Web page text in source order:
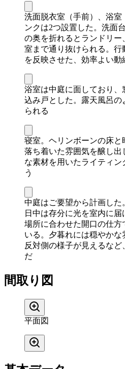
洗面脱衣室（手前）、浴室
ンクは2つ設置した。洗面
の奥を折れるとランドリー
室まで通り抜けられる。
を反映させた、効率よい動
浴室は中庭に面しており、
込み戸とした。露天風呂
られる
寝室。ヘリンボーンの床
落ち着いた雰囲気を醸し
な素材を用いたライティ
う
中庭はご要望から計画した
日中は存分に光を室内に
場所に合わせた開口の仕方
いる。夕暮れには穏やかな
反対側の様子が見えるな
だ
間取り図
平面図